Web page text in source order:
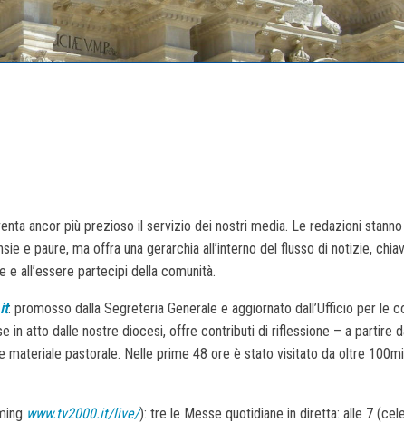
ancor più prezioso il servizio dei nostri media. Le redazioni
e paure, ma offra una gerarchia all’interno del flusso di notizie,
e all’essere partecipi della comunità.
: promosso dalla Segreteria Generale e aggiornato dall’Ufficio per le
in atto dalle nostre diocesi, offre contributi di riflessione – a partire
pastorale. Nelle prime 48 ore è stato visitato da oltre
www.tv2000.it/live/): tre le Messe quotidiane in diretta: alle 7